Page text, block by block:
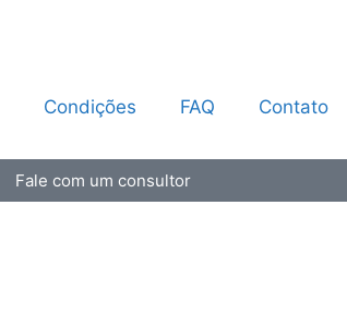
Condições FAQ Contato
Fale com um consultor